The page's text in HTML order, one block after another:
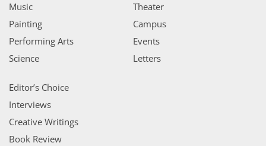
Music
Painting
Performing Arts
Science
Theater
Campus
Events
Letters
Editor’s Choice
Interviews
Creative Writings
Book Review